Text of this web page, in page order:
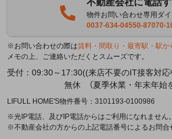
物件お問い合わせ専用ダ
0037-634-04550-87070-
※お問い合わせの際は賃料・間取り・最寄駅・駅か
メモの上、ご連絡いただくとスムーズです。
受付：09:30～17:30((来店不要のIT接客対応
無休 （夏季休業・年末年始を
LIFULL HOME'S物件番号：3101193-0100986
※光IP電話、及びIP電話からはご利用になれません。
※不動産会社の方からの上記電話番号によるお問合